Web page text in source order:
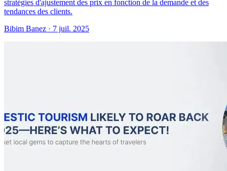
stratégies d'ajustement des prix en fonction de la demande et des
tendances des clients.
Bibim Banez · 7 juil. 2025